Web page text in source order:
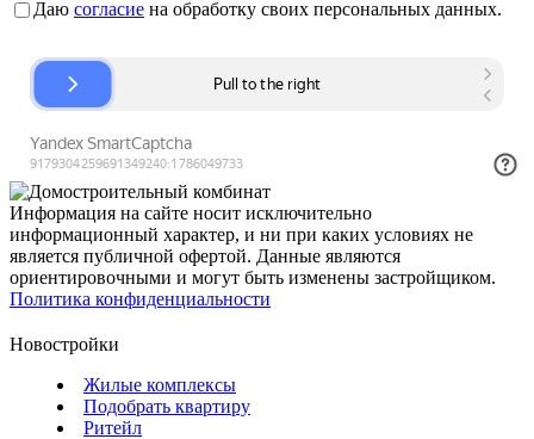
Даю согласие на обработку своих персональных данных.
Информация на сайте носит исключительно
информационный характер, и ни при каких условиях не
является публичной офертой. Данные являются
ориентировочными и могут быть изменены застройщиком.
Политика конфиденциальности
Новостройки
Жилые комплексы
Подобрать квартиру
Ритейл